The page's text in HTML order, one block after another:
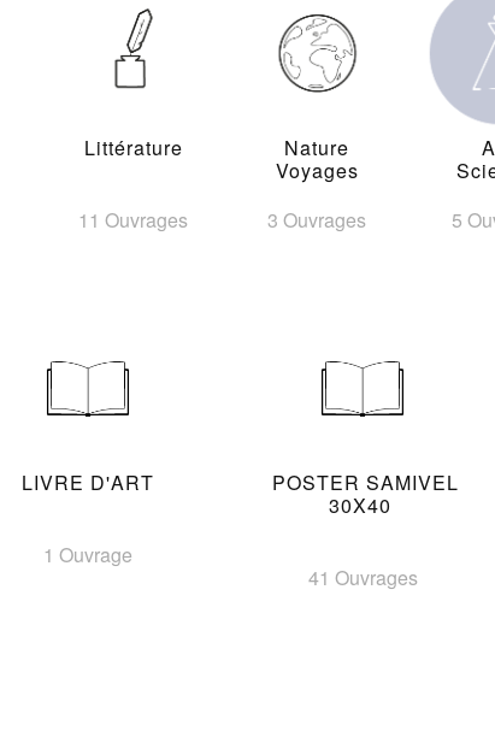
Littérature
11 Ouvrages
Nature
Voyages
3 Ouvrages
5
LIVRE D'ART
1 Ouvrage
POSTER SAMIVEL
30X40
41 Ouvrages